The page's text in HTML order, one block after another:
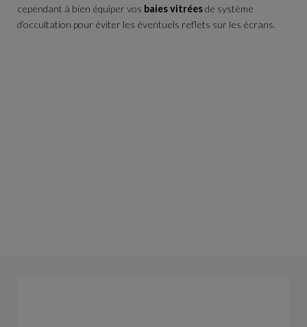
cependant à bien équiper vos baies vitréesde système
d’occultation pour éviter les éventuels reflets sur les écrans.